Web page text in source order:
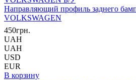
Направляющий профиль заднего
VOLKSWAGEN
450грн.
UAH
UAH
USD
EUR
В корзину